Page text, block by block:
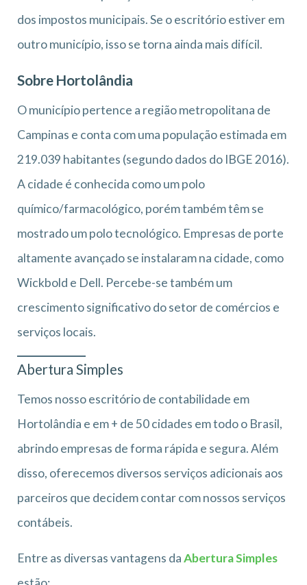
dos impostos municipais. Se o escritório estiver em
outro município, isso se torna ainda mais difícil.
Sobre Hortolândia
O município pertence a região metropolitana de
Campinas e conta com uma população estimada em
219.039 habitantes (segundo dados do IBGE 2016).
A cidade é conhecida como um polo
químico/farmacológico, porém também têm se
mostrado um polo tecnológico. Empresas de porte
altamente avançado se instalaram na cidade, como
Wickbold e Dell. Percebe-se também um
crescimento significativo do setor de comércios e
serviços locais.
Abertura Simples
Temos nosso escritório de contabilidade em
Hortolândia e em + de 50 cidades em todo o Brasil,
abrindo empresas de forma rápida e segura. Além
disso, oferecemos diversos serviços adicionais aos
parceiros que decidem contar com nossos serviços
contábeis.
Entre as diversas vantagens daAbertura Simples